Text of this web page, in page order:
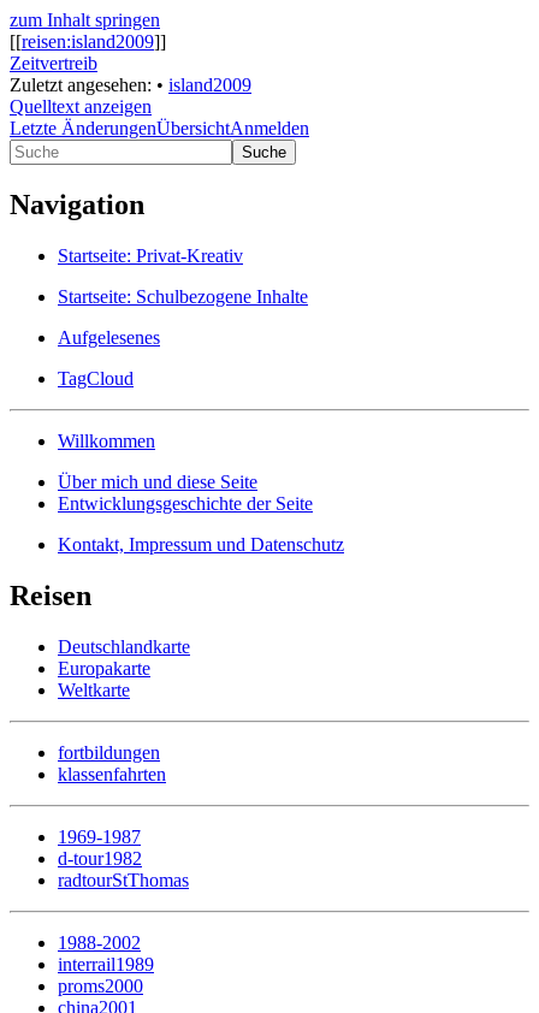
zum Inhalt springen
[[reisen:island2009]]
Zeitvertreib
Zuletzt angesehen: • island2009
Quelltext anzeigen
Letzte ÄnderungenÜbersichtAnmelden
Suche
Navigation
Startseite: Privat-Kreativ
Startseite: Schulbezogene Inhalte
Aufgelesenes
TagCloud
Willkommen
Über mich und diese Seite
Entwicklungsgeschichte der Seite
Kontakt, Impressum und Datenschutz
Reisen
Deutschlandkarte
Europakarte
Weltkarte
fortbildungen
klassenfahrten
1969-1987
d-tour1982
radtourStThomas
1988-2002
interrail1989
proms2000
china2001